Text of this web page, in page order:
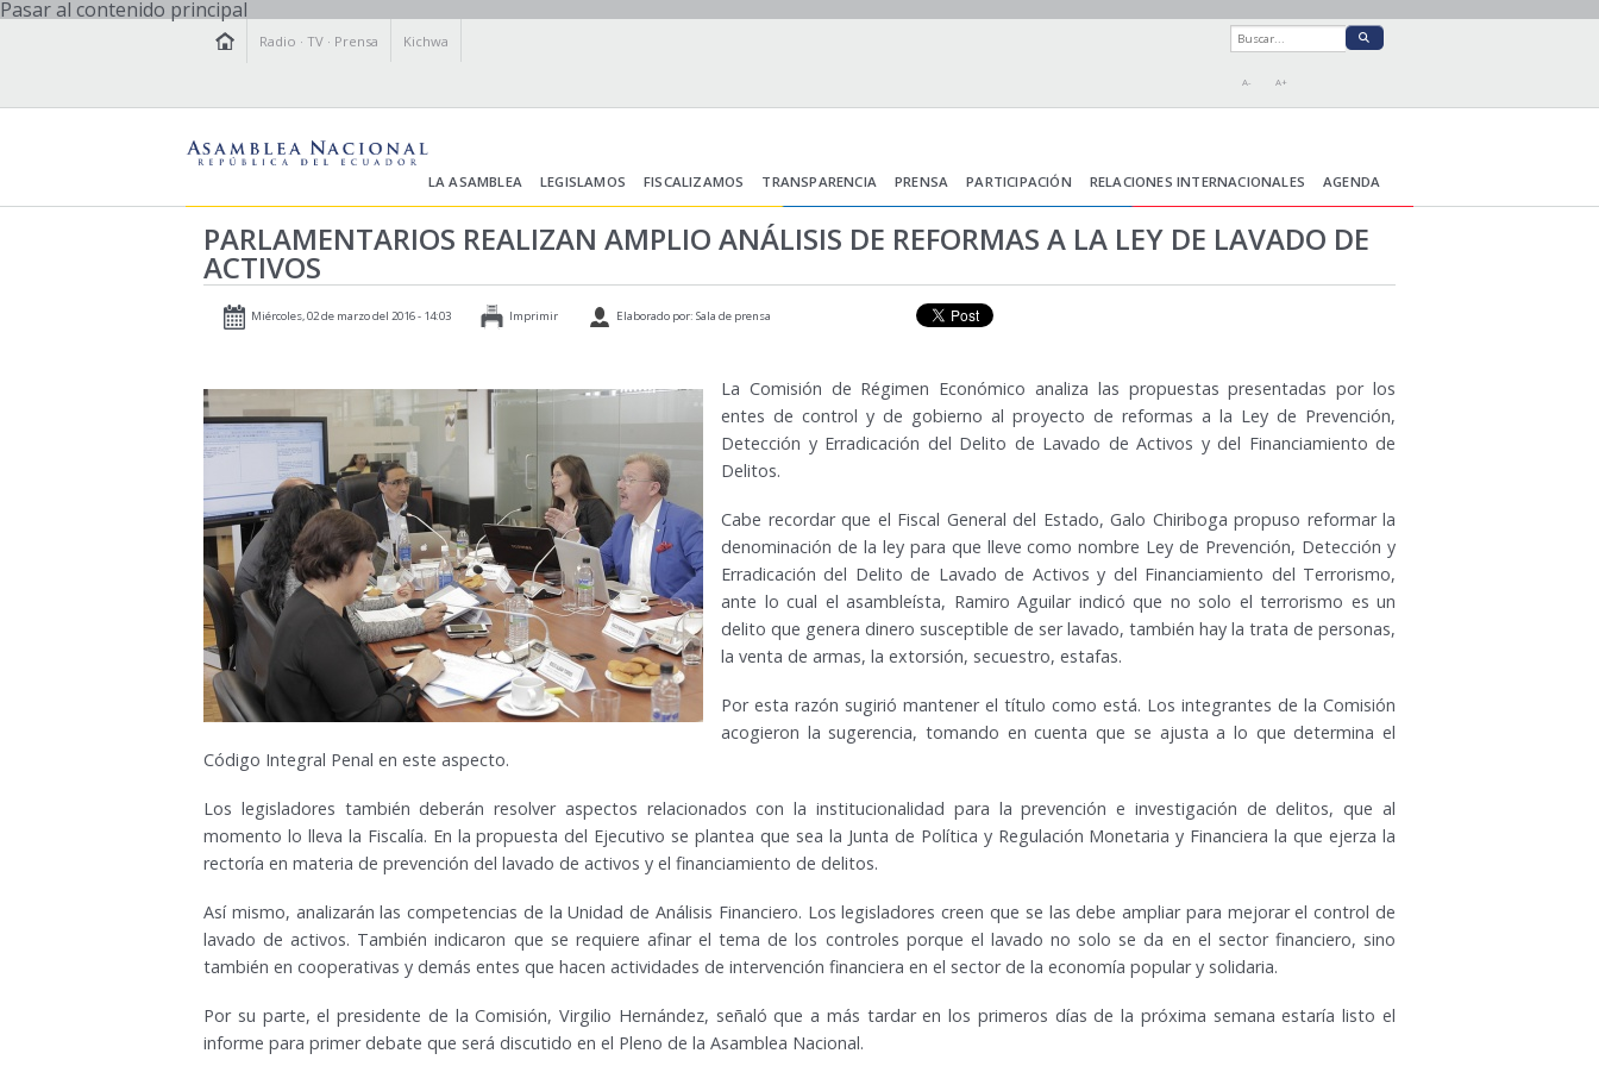
Pasar al contenido principal
Radio ·TV · Prensa Kichwa
A- A+
LA ASAMBLEA LEGISLAMOS FISCALIZAMOS TRANSPARENCIA PRENSA PARTICIPACIÓN RELACIONES INTERNACIONALES AGENDA
PARLAMENTARIOS REALIZAN AMPLIO ANÁLISIS DE REFORMAS A LA LEY DE LAVADO DE
ACTIVOS
Miércoles, 02 de marzo del 2016 - 14:03 Imprimir Elaborado por: Sala de prensa
La Comisión de Régimen Económico analiza las propuestas presentadas por los
entes de control y de gobierno al proyecto de reformas a la Ley de Prevención,
Detección y Erradicación del Delito de Lavado de Activos y del Financiamiento de
Delitos.
Cabe recordar que el Fiscal General del Estado, Galo Chiriboga propuso reformar la
denominación de la ley para que lleve como nombre Ley de Prevención, Detección y
Erradicación del Delito de Lavado de Activos y del Financiamiento del Terrorismo,
ante lo cual el asambleísta, Ramiro Aguilar indicó que no solo el terrorismo es un
delito que genera dinero susceptible de ser lavado, también hay la trata de personas,
la venta de armas, la extorsión, secuestro, estafas.
Por esta razón sugirió mantener el título como está. Los integrantes de la Comisión
acogieron la sugerencia, tomando en cuenta que se ajusta a lo que determina el
Código Integral Penal en este aspecto.
Los legisladores también deberán resolver aspectos relacionados con la institucionalidad para la prevención e investigación de delitos, que al
momento lo lleva la Fiscalía. En la propuesta del Ejecutivo se plantea que sea la Junta de Política y Regulación Monetaria y Financiera la que ejerza la
rectoría en materia de prevención del lavado de activos y el financiamiento de delitos.
Así mismo, analizarán las competencias de la Unidad de Análisis Financiero. Los legisladores creen que se las debe ampliar para mejorar el control de
lavado de activos. También indicaron que se requiere afinar el tema de los controles porque el lavado no solo se da en el sector financiero, sino
también en cooperativas y demás entes que hacen actividades de intervención financiera en el sector de la economía popular y solidaria.
Por su parte, el presidente de la Comisión, Virgilio Hernández, señaló que a más tardar en los primeros días de la próxima semana estaría listo el
informe para primer debate que será discutido en el Pleno de la Asamblea Nacional.